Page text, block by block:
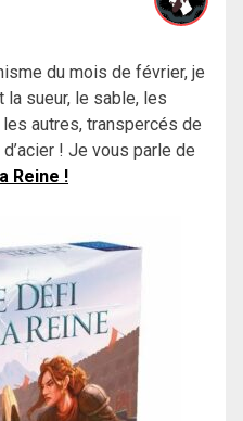
du mois de février, je
la sueur, le sable, les
autres, transpercés de
! Je vous parle de
Reine !